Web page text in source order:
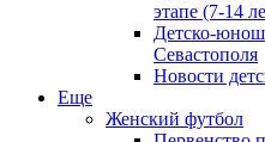
этапе (7-14
Детско-
Севастополя
Новости
Еще
Женский футбол